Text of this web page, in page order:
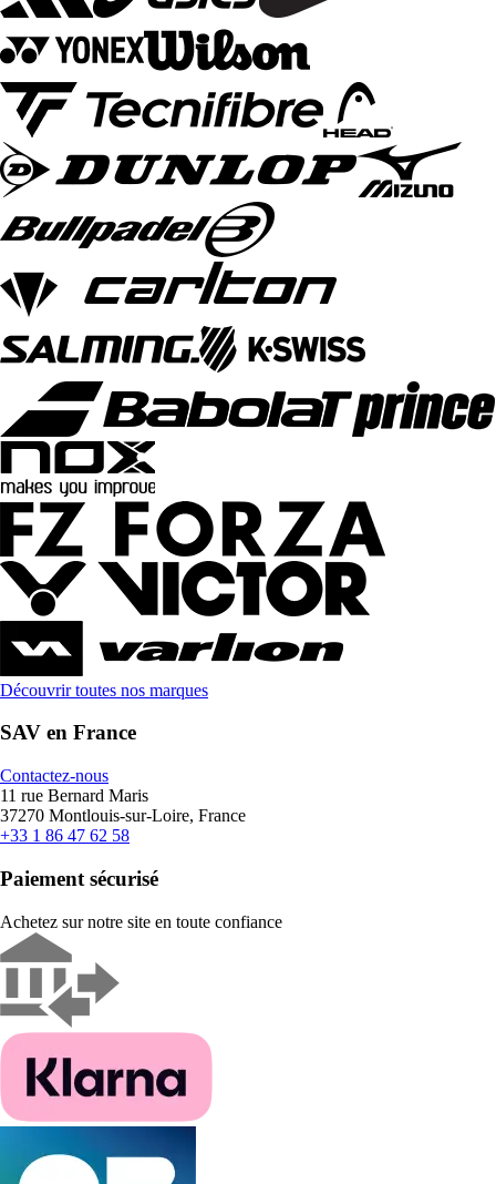
Découvrir toutes nos marques
SAV en France
Contactez-nous
11 rue Bernard Maris
37270 Montlouis-sur-Loire, France
+33 1 86 47 62 58
Paiement sécurisé
Achetez sur notre site en toute confiance